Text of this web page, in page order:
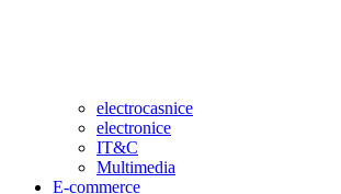
electrocasnice
electronice
IT&C
Multimedia
E-commerce